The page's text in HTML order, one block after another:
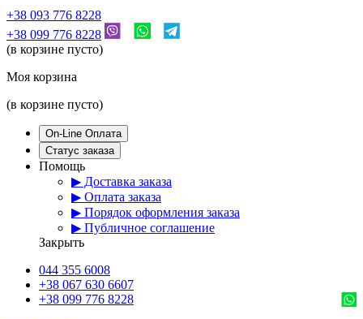
+38 093 776 8228
+38 099 776 8228
(в корзине пусто)
Моя корзина
(в корзине пусто)
On-Line Оплата
Статус заказа
Помощь
▶ Доставка заказа
▶ Оплата заказа
▶ Порядок оформления заказа
▶ Публичное соглашение
Закрыть
044 355 6008
+38 067 630 6607
+38 099 776 8228